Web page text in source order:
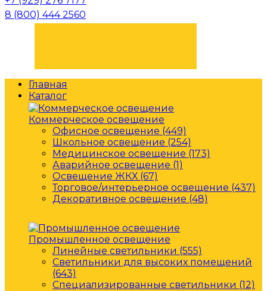
8 (800) 444 2560
Главная
Каталог
Коммерческое освещение
Офисное освещение (449)
Школьное освещение (254)
Медицинское освещение (173)
Аварийное освещение (1)
Освещение ЖКХ (67)
Торговое/интерьерное освещение (437)
Декоративное освещение (48)
Промышленное освещение
Линейные светильники (555)
Светильники для высоких помещений
(643)
Специализированные светильники (12)